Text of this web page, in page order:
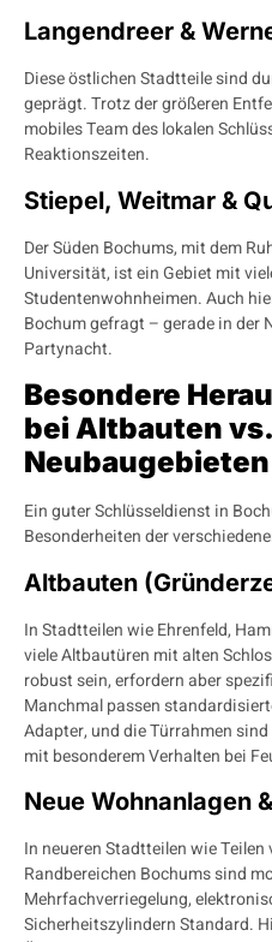
Langendreer &
Diese östlichen Stadtteile sind
geprägt. Trotz der größeren
mobiles Team des lokalen
Reaktionszeiten.
Stiepel, Weitmar &
Der Süden Bochums, mit dem
Universität, ist ein Gebiet mit
Studentenwohnheimen. Auch
Bochum gefragt – gerade in der
Partynacht.
Besondere
bei Altbauten vs.
Ein guter Schlüsseldienst in
Besonderheiten der
Altbauten
In Stadtteilen wie Ehrenfeld,
viele Altbautüren mit alten
robust sein, erfordern aber
Manchmal passen
Adapter, und die Türrahmen
mit besonderem Verhalten bei
Neue Wohnanlagen
In neueren Stadtteilen wie
Randbereichen Bochums sind
Mehrfachverriegelung,
Sicherheitszylindern Standard.